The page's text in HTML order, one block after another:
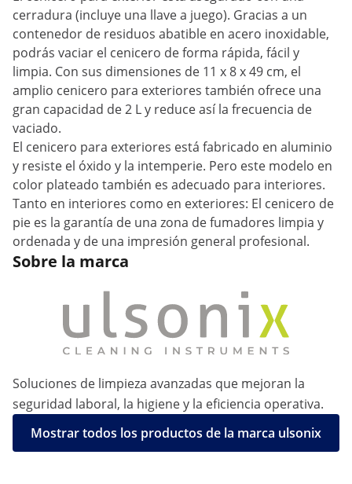
cerradura (incluye una llave a juego). Gracias a un
contenedor de residuos abatible en acero inoxidable,
podrás vaciar el cenicero de forma rápida, fácil y
limpia. Con sus dimensiones de 11 x 8 x 49 cm, el
amplio cenicero para exteriores también ofrece una
gran capacidad de 2 L y reduce así la frecuencia de
vaciado.
El cenicero para exteriores está fabricado en aluminio
y resiste el óxido y la intemperie. Pero este modelo en
color plateado también es adecuado para interiores.
Tanto en interiores como en exteriores: El cenicero de
pie es la garantía de una zona de fumadores limpia y
ordenada y de una impresión general profesional.
Sobre la marca
Soluciones de limpieza avanzadas que mejoran la
seguridad laboral, la higiene y la eficiencia operativa.
Mostrar todos los productos de la marca ulsonix